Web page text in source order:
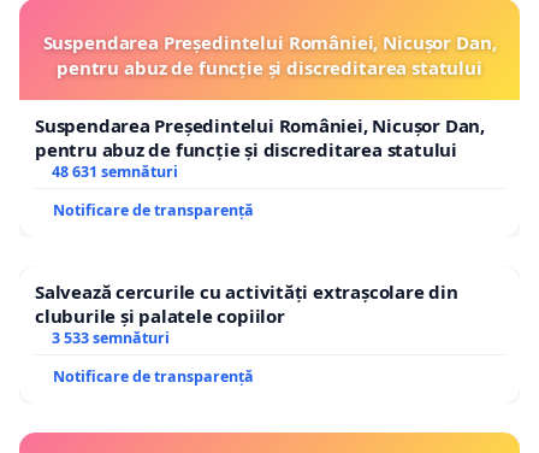
Suspendarea Președintelui României, Nicușor Dan,
pentru abuz de funcție și discreditarea statului
Suspendarea Președintelui României, Nicușor Dan,
pentru abuz de funcție și discreditarea statului
48 631 semnături
Notificare de transparență
Salvează cercurile cu activități extrașcolare din
cluburile și palatele copiilor
3 533 semnături
Notificare de transparență